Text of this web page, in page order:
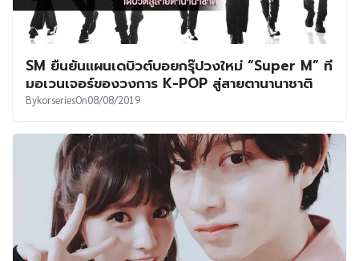
SM ยืนยันแผนเดบิวต์บอยกรุ๊ปวงใหม่ “Super M” ที
มอเวนเจอร์ของวงการ K-POP สู่สายตานานาชาติ
BykorseriesOn08/08/2019